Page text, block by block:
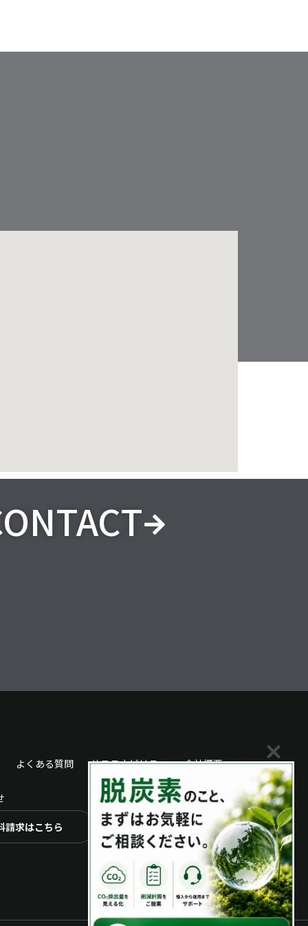
よくある質問 サステナビリティ 会社概要
請求はこちら